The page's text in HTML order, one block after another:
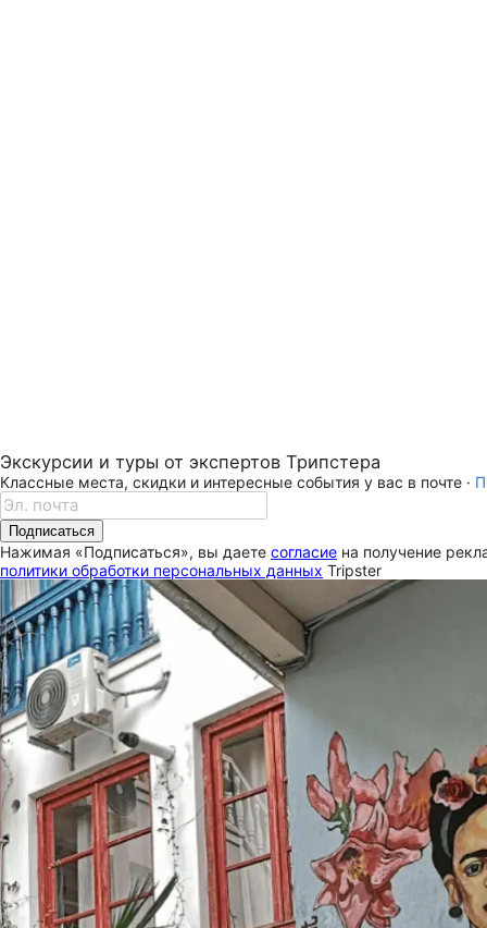
Экскурсии и туры от экспертов Трипстера
Классные места, скидки и интересные события у вас в почте ·
Подписаться
Нажимая «Подписаться», вы даете согласие на получение
политики обработки персональных данных Tripster